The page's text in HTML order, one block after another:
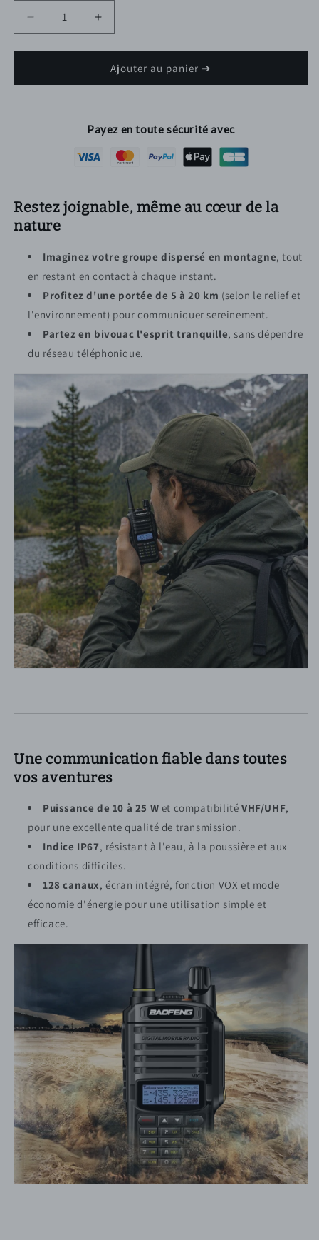
Réduire
la
quantité
Talkie
Augmenter
la
quantité
de
Talkie
portée
km
Ajouter au panier ➔
Payez en toute sécurité avec
Restez joignable, même au cœur de la
nature
Imaginez votre groupe dispersé en montagne, tout
en restant en contact à chaque instant.
Profitez d'une portée de 5 à 20 km (selon le relief et
l'environnement) pour communiquer sereinement.
Partez en bivouac l'esprit tranquille, sans dépendre
du réseau téléphonique.
Une communication fiable dans toutes
vos aventures
Puissance de 10 à 25 W et compatibilitéVHF/UHF,
pour une excellente qualité de transmission.
Indice IP67, résistant à l'eau, à la poussière et aux
conditions difficiles.
128 canaux, écran intégré, fonction VOX et mode
économie d'énergie pour une utilisation simple et
efficace.